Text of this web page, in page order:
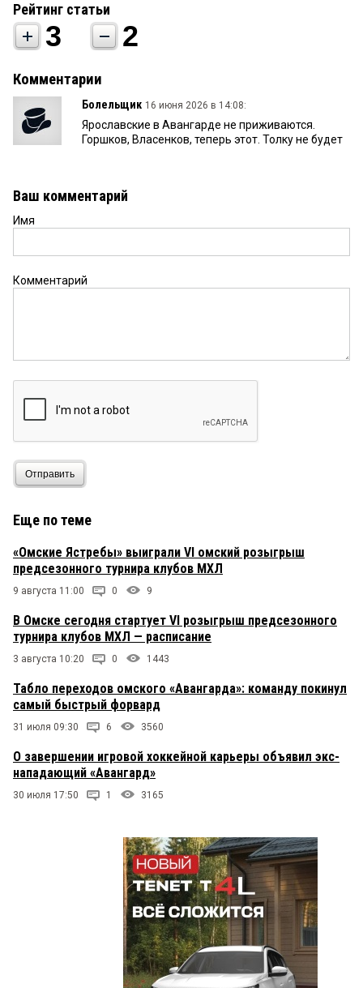
Рейтинг статьи
3 2
Комментарии
Болельщик 16 июня 2026 в 14:08:
Ярославские в Авангарде не приживаются.
Горшков, Власенков, теперь этот. Толку не будет
Ваш комментарий
Имя
Комментарий
Отправить
Еще по теме
«Омские Ястребы» выиграли VI омский розыгрыш
предсезонного турнира клубов МХЛ
9 августа 11:00 0 9
В Омске сегодня стартует VI розыгрыш предсезонного
турнира клубов МХЛ — расписание
3 августа 10:20 0 1443
Табло переходов омского «Авангарда»: команду покинул
самый быстрый форвард
31 июля 09:30 6 3560
О завершении игровой хоккейной карьеры объявил экс-
нападающий «Авангард»
30 июля 17:50 1 3165